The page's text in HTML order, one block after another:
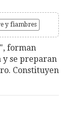
y fiambres
forman
y se preparan
Constituyen